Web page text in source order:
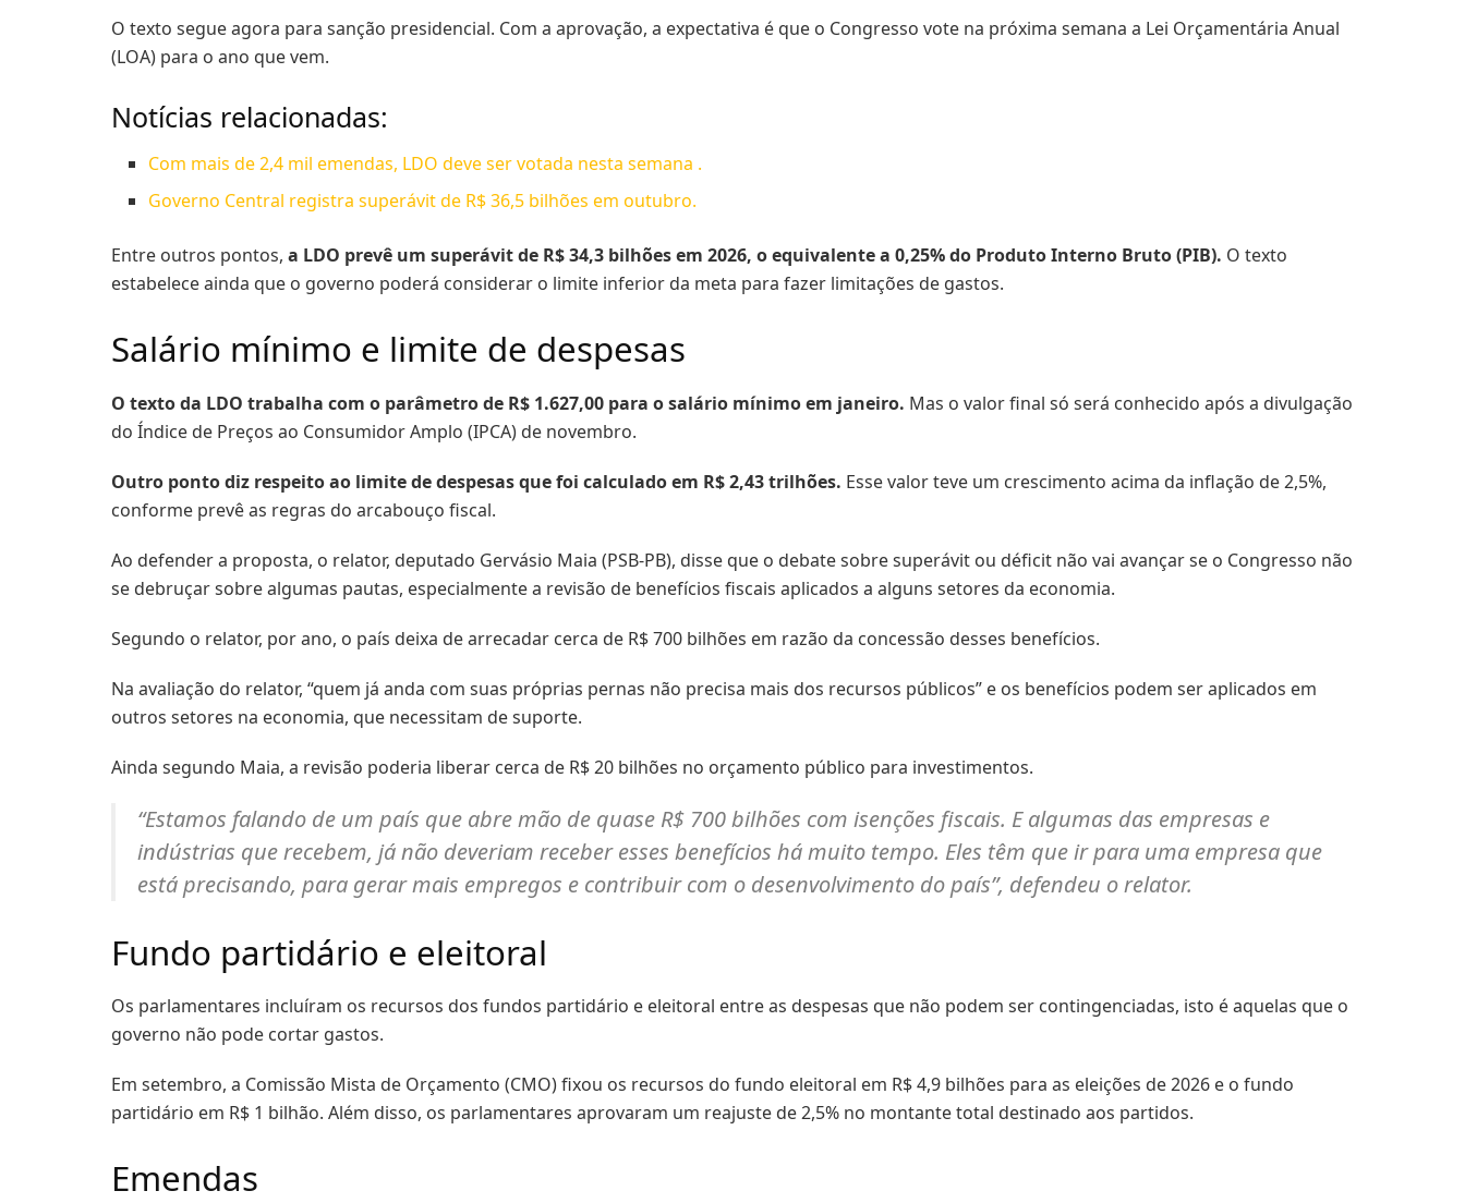
O texto segue agora para sanção presidencial. Com a aprovação, a expectativa é que o Congresso vote na próxima semana a Lei Orçamentária Anual
(LOA) para o ano que vem.
Notícias relacionadas:
Com mais de 2,4 mil emendas, LDO deve ser votada nesta semana .
Governo Central registra superávit de R$ 36,5 bilhões em outubro.
Entre outros pontos, a LDO prevê um superávit de R$ 34,3 bilhões em 2026, o equivalente a 0,25% do Produto Interno Bruto (PIB). O texto
estabelece ainda que o governo poderá considerar o limite inferior da meta para fazer limitações de gastos.
Salário mínimo e limite de despesas
O texto da LDO trabalha com o parâmetro de R$ 1.627,00 para o salário mínimo em janeiro. Mas o valor final só será conhecido após a divulgação
do Índice de Preços ao Consumidor Amplo (IPCA) de novembro.
Outro ponto diz respeito ao limite de despesas que foi calculado em R$ 2,43 trilhões. Esse valor teve um crescimento acima da inflação de 2,5%,
conforme prevê as regras do arcabouço fiscal.
Ao defender a proposta, o relator, deputado Gervásio Maia (PSB-PB), disse que o debate sobre superávit ou déficit não vai avançar se o Congresso não
se debruçar sobre algumas pautas, especialmente a revisão de benefícios fiscais aplicados a alguns setores da economia.
Segundo o relator, por ano, o país deixa de arrecadar cerca de R$ 700 bilhões em razão da concessão desses benefícios.
Na avaliação do relator, “quem já anda com suas próprias pernas não precisa mais dos recursos públicos” e os benefícios podem ser aplicados em
outros setores na economia, que necessitam de suporte.
Ainda segundo Maia, a revisão poderia liberar cerca de R$ 20 bilhões no orçamento público para investimentos.
“Estamos falando de um país que abre mão de quase R$ 700 bilhões com isenções fiscais. E algumas das empresas e
indústrias que recebem, já não deveriam receber esses benefícios há muito tempo. Eles têm que ir para uma empresa que
está precisando, para gerar mais empregos e contribuir com o desenvolvimento do país”, defendeu o relator.
Fundo partidário e eleitoral
Os parlamentares incluíram os recursos dos fundos partidário e eleitoral entre as despesas que não podem ser contingenciadas, isto é aquelas que o
governo não pode cortar gastos.
Em setembro, a Comissão Mista de Orçamento (CMO) fixou os recursos do fundo eleitoral em R$ 4,9 bilhões para as eleições de 2026 e o fundo
partidário em R$ 1 bilhão. Além disso, os parlamentares aprovaram um reajuste de 2,5% no montante total destinado aos partidos.
Emendas